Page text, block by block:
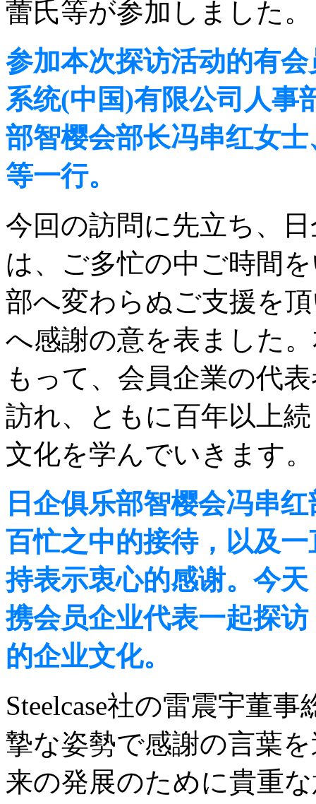
蕾氏等が参加しました。
参加本次探访活动的有
系统(中国)有限公司人事
部智樱会部长冯串红女
等一行。
今回の訪問に先立ち、
は、ご多忙の中ご時間
部へ変わらぬご支援を頂
へ感謝の意を表ました
もって、会員企業の代
訪れ、ともに百年以上続
文化を学んでいきます。
日企俱乐部智樱会冯串红
百忙之中的接待，以及
持表示衷心的感谢。今
携会员企业代表一起探访
的企业文化。
Steelcase社の雷震宇董
摯な姿勢で感謝の言葉を
来の発展のために貴重